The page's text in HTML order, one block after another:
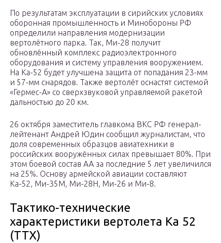
По результатам эксплуатации в сирийских условиях
оборонная промышленность и Минобороны РФ
определили направления модернизации
вертолётного парка. Так, Ми-28 получит
обновлённый комплекс радиоэлектронного
оборудования и систему управления вооружением.
На Ка-52 будет улучшена защита от попадания 23-мм
и 57-мм снарядов. Также вертолёт оснастят системой
«Гермес-А» со сверхзвуковой управляемой ракетой
дальностью до 20 км.
26 октября заместитель главкома ВКС РФ генерал-
лейтенант Андрей Юдин сообщил журналистам, что
доля современных образцов авиатехники в
российских вооружённых силах превышает 80%. При
этом боевой состав АА за последние 5 лет увеличился
на 25%. Основу армейской авиации составляют
Ка-52, Ми-35М, Ми-28Н, Ми-26 и Ми-8.
Тактико-технические
характеристики вертолета Ка 52
(ТТХ)